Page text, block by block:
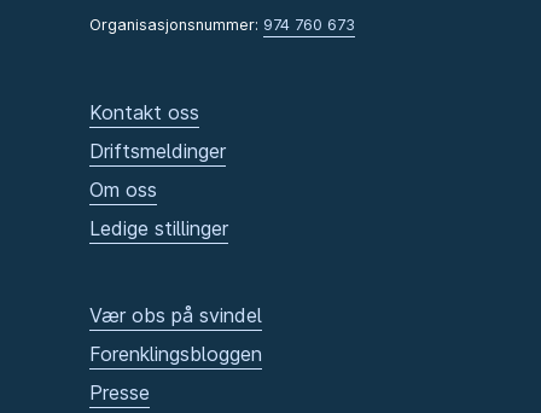
Organisasjonsnummer: 974 760 673
Kontakt oss
Driftsmeldinger
Om oss
Ledige stillinger
Vær obs på svindel
Forenklingsbloggen
Presse